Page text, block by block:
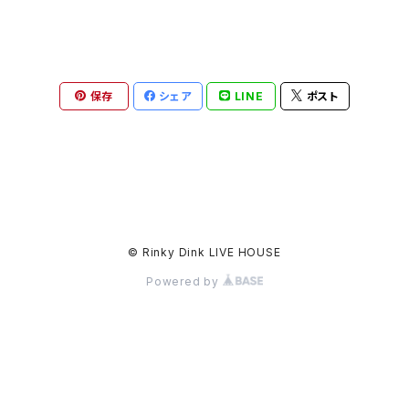
保存 シェア LINE ポスト
© Rinky Dink LIVE HOUSE
Powered by